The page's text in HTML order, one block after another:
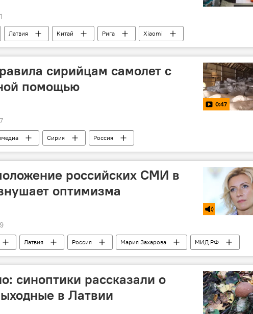
Латвия Китай Рига Xiaomi
сирийцам самолет с
помощью
0:47
Сирия Россия
российских СМИ в
оптимизма
Латвия Россия Мария Захарова
МИД РФ
синоптики рассказали о
в Латвии